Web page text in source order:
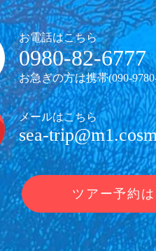
お電話はこちら
0980-82-6777
お急ぎの方は携帯(090-
メールはこちら
sea-
ツアー予約